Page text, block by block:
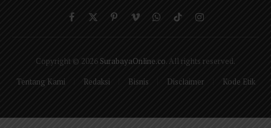
Facebook
X
PinterestVimeoWhatsApp
TikTokInstagram
Copyright © 2026 SurabayaOnline.co. All rights reserved.
Tentang Kami
Redaksi Bisnis Disclaimer Kode Etik